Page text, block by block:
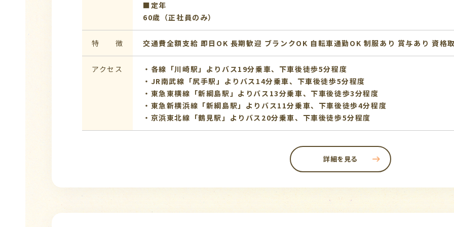
■定年
60歳（正社員のみ）
特 徴 交通費全額支給 即日OK 長期歓迎 ブランクOK 自転車通勤OK 制服あり 賞与あり 資格
アクセス
・各線「川崎駅」よりバス19分乗車、下車後徒歩5分程度
・JR南武線「尻手駅」よりバス14分乗車、下車後徒歩5分程度
・東急東横線「新綱島駅」よりバス13分乗車、下車後徒歩3分程度
・東急新横浜線「新綱島駅」よりバス11分乗車、下車後徒歩4分程度
・京浜東北線「鶴見駅」よりバス20分乗車、下車後徒歩5分程度
詳細を見る